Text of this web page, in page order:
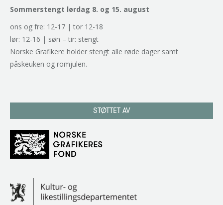
Sommerstengt lørdag 8. og 15. august
ons og fre: 12-17 | tor 12-18
lør: 12-16 | søn – tir: stengt
Norske Grafikere holder stengt alle røde dager samt
påskeuken og romjulen.
STØTTET AV